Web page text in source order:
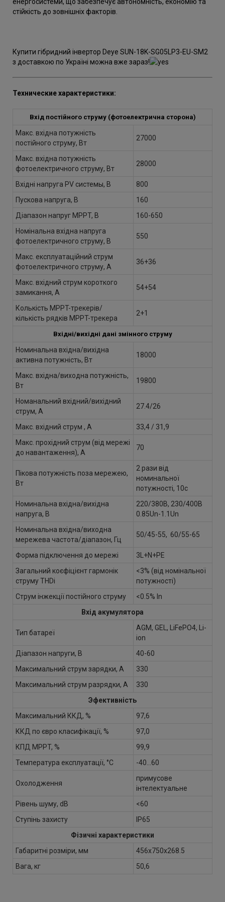
енергосистеми, що забезпечує автономність, економію та
стійкість до зовнішніх факторів.
Купити гібридний інвертор Deye SUN-18K-SG05LP3-EU-SM2
з доставкою по Україні можна вже зараз!
Технические характеристики:
Вхід постійного струму (фотоелектрична сторона)
Макс. вхідна потужність
постійного струму, Вт
27000
Макс. вхідна потужність
фотоелектричного струму, Вт
28000
Вхідні напруга PV системы, В
800
Пускова напруга, В
160
Діапазон напруг MPPT, В
160-650
Номінальна вхідна напруга
фотоелектричного струму, В
550
Макс. експлуатаційний струм
фотоелектричного струму, А
36+36
Макс. вхідний струм короткого
замикання, А
54+54
Колькість MPPT-трекерів/
кількість рядків MPPT-трекера
2+1
Вхідні/вихідні дані змінного струму
Номинальна вхідна/вихідна
активна потужність, Вт
18000
Макс. вхідна/виходна потужність,
Вт
19800
Номанальний вхідний/вихідний
струм, А
27.4/26
Макс. вхідний струм , А
33,4 / 31,9
Макс. прохідний струм (від мережі
до навантаження), А
70
Пікова потужність поза мережею,
Вт
2 рази від
номинальної
потужності, 10с
Номинальна вхідна/вихідна
напруга, В
220/380В, 230/400В
0.85Un-1.1Un
Номинальна вхідна/виходна
мережева частота/діапазон, Гц
50/45-55, 60/55-65
Форма підключення до мережі
3L+N+PE
Загальний коєфіцієнт гармонік
струму THDi
<3% (від номінальної
потужності)
Струм інжекції постійного струму
<0.5% In
Вхід акумулятора
Тип батареї
AGM, GEL, LiFePO4, Li-
ion
Діапазон напруги, В
40-60
Максимальний струм зарядки, А
330
Максимальний струм разрядки, А
330
Эфективність
Максимальний ККД, %
97,6
ККД по євро класифікації, %
97,0
КПД MPPT, %
99,9
Температура експлуатації, °С
-40...60
Охолодження
примусове
інтелектуальне
Рівень шуму, dB
<60
Ступінь захисту
IP65
Фізичні характеристики
Габаритні розміри, мм
456х750х268.5
Вага, кг
50,6